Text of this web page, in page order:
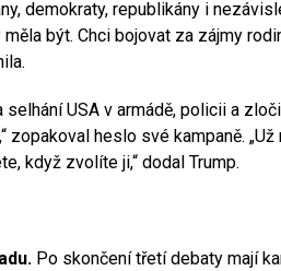
demokraty, republikány i
být. Chci bojovat za zájmy
USA v armádě, policii a
zopakoval heslo své kampaně.
když zvolíte ji,“ dodal Trump.
Po skončení třetí debaty mají